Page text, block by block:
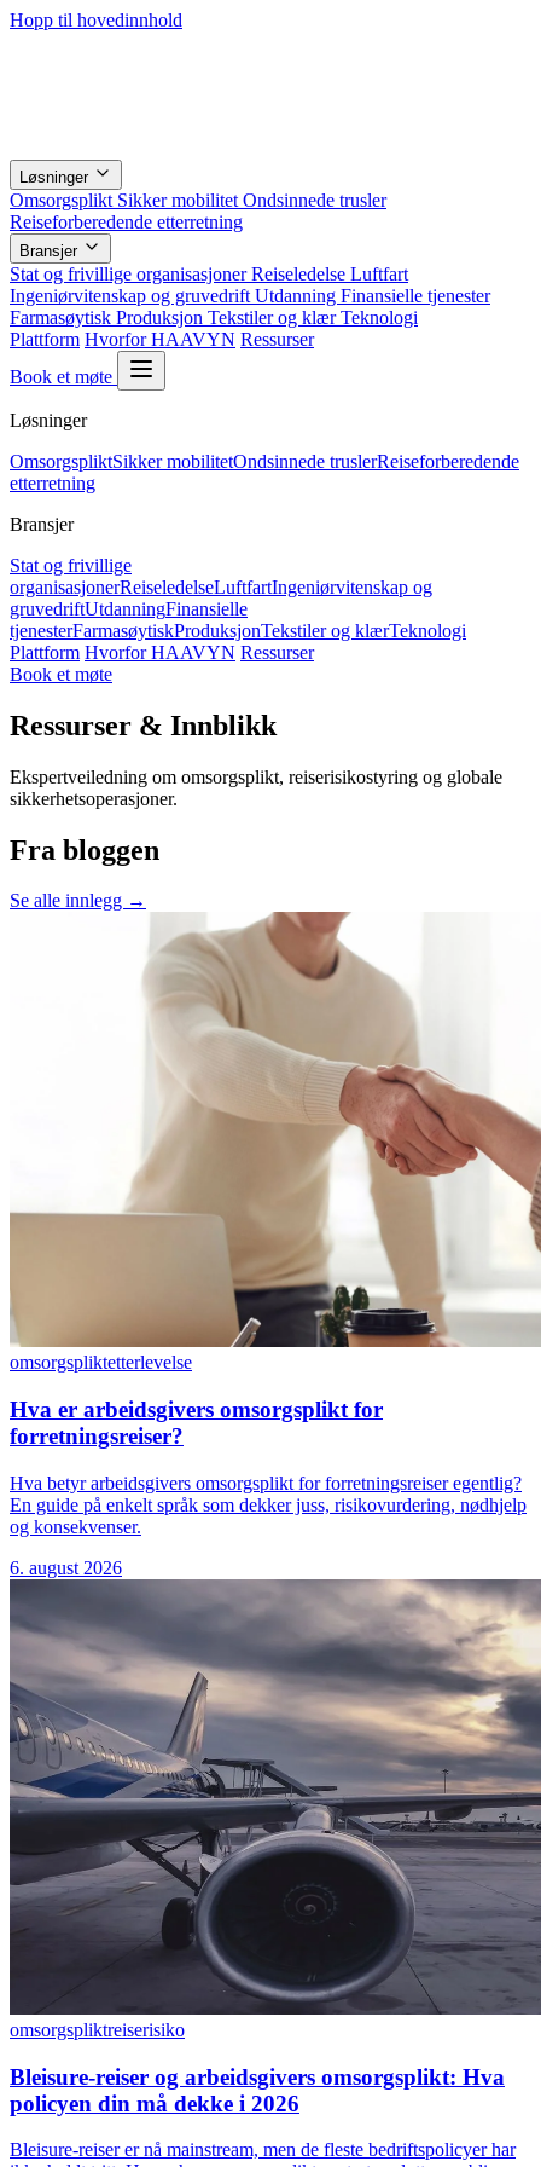
Hopp til hovedinnhold
Løsninger
Omsorgsplikt Sikker mobilitet Ondsinnede trusler
Reiseforberedende etterretning
Bransjer
Stat og frivillige organisasjonerReiseledelse Luftfart
Ingeniørvitenskap og gruvedrift Utdanning Finansielle tjenester
Farmasøytisk Produksjon Tekstiler og klærTeknologi
Plattform Hvorfor HAAVYN Ressurser
Book et møte
Løsninger
OmsorgspliktSikker mobilitetOndsinnede truslerReiseforberedende
etterretning
Bransjer
Stat og frivillige
organisasjonerReiseledelseLuftfartIngeniørvitenskap og
gruvedriftUtdanningFinansielle
tjenesterFarmasøytiskProduksjonTekstiler og klærTeknologi
Plattform Hvorfor HAAVYN Ressurser
Book et møte
Ressurser & Innblikk
Ekspertveiledning om omsorgsplikt, reiserisikostyring og globale
sikkerhetsoperasjoner.
Fra bloggen
Se alle innlegg →
omsorgspliktetterlevelse
Hva er arbeidsgivers omsorgsplikt for
forretningsreiser?
Hva betyr arbeidsgivers omsorgsplikt for forretningsreiser egentlig?
En guide på enkelt språk som dekker juss, risikovurdering, nødhjelp
og konsekvenser.
6. august 2026
omsorgspliktreiserisiko
Bleisure-reiser og arbeidsgivers omsorgsplikt: Hva
policyen din må dekke i 2026
Bleisure-reiser er nå mainstream, men de fleste bedriftspolicyer har